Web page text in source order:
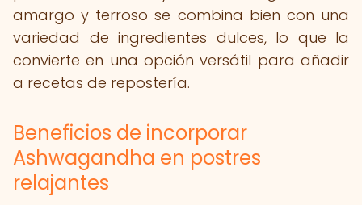
amargo y terroso se combina bien con una
variedad de ingredientes dulces, lo que la
convierte en una opción versátil para añadir
a recetas de repostería.
Beneficios de incorporar
Ashwagandha en postres
relajantes